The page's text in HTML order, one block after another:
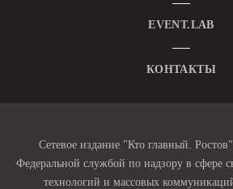
EVENT.LAB
КОНТАКТЫ
Сетевое издание "Кто главный.
Федеральной службой по надзору в сфере
технологий и массовых